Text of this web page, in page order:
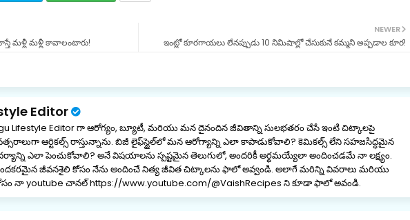
NEWER
ఇంట్లో కూరగాయలు లేనప్పుడు 10 నిమిషాల్లో చేసుకునే కమ్మని అప్పడాల కూర!
మళ్లీ మళ్లీ కావాలంటారు!
Editor
Lifestyle Editor గా ఆరోగ్యం, బ్యూటీ, మరియు మన దైనందిన జీవితాన్ని సులభతరం చేసే ఇంటి చిట్కాలపై
ఆర్టికల్స్ రాస్తున్నాను. బిజీ లైఫ్‌స్టైల్‌లో మన ఆరోగ్యాన్ని ఎలా కాపాడుకోవాలి? కెమికల్స్ లేని సహజసిద్ధమైన
ఎలా పెంచుకోవాలి? అనే విషయాలను స్పష్టమైన తెలుగులో, అందరికీ అర్థమయ్యేలా అందించడమే నా లక్ష్యం.
జీవనశైలి కోసం నేను అందించే నిత్య జీవిత చిట్కాలను ఫాలో అవ్వండి. అలాగే మరిన్ని వివరాలు మరియు
నా youtube చానల్ https://www.youtube.com/@VaishRecipes ని కూడా ఫాలో అవండి.